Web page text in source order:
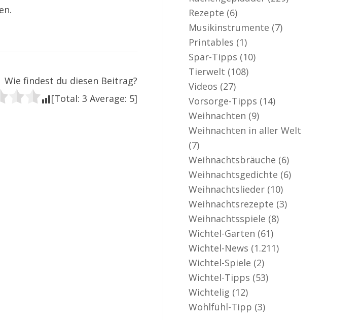
Wie findest du diesen Beitrag?
[Total:3 Average: 5]
Rezepte (6)
Musikinstrumente (7)
Printables (1)
Spar-Tipps (10)
Tierwelt (108)
Videos (27)
Vorsorge-Tipps (14)
Weihnachten (9)
Weihnachten in aller Welt
(7)
Weihnachtsbräuche (6)
Weihnachtsgedichte (6)
Weihnachtslieder (10)
Weihnachtsrezepte (3)
Weihnachtsspiele (8)
Wichtel-Garten (61)
Wichtel-News (1.211)
Wichtel-Spiele (2)
Wichtel-Tipps (53)
Wichtelig (12)
Wohlfühl-Tipp (3)